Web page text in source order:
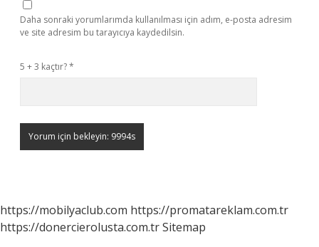
Daha sonraki yorumlarımda kullanılması için adım, e-posta adresim
ve site adresim bu tarayıcıya kaydedilsin.
5 + 3 kaçtır?*
https://mobilyaclub.com https://promatareklam.com.tr
https://donercierolusta.com.trSitemap